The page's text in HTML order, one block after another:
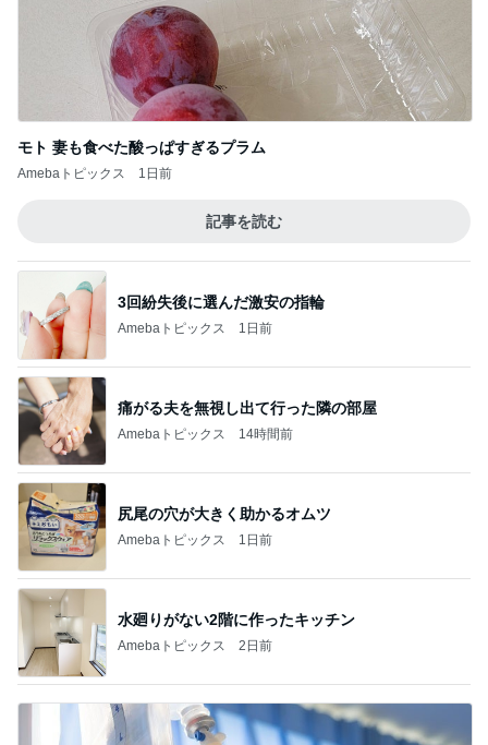
モト 妻も食べた酸っぱすぎるプラム
Amebaトピックス 1日前
記事を読む
3回紛失後に選んだ激安の指輪
Amebaトピックス 1日前
痛がる夫を無視し出て行った隣の部屋
Amebaトピックス 14時間前
尻尾の穴が大きく助かるオムツ
Amebaトピックス 1日前
水廻りがない2階に作ったキッチン
Amebaトピックス 2日前